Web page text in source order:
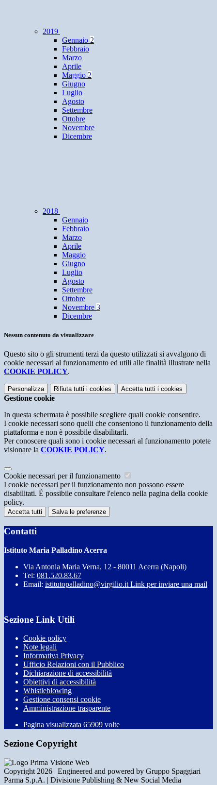
2019
Gennaio 2
Febbraio
Marzo
Aprile
Maggio 2
Giugno
Luglio
Agosto
Settembre
Ottobre
Novembre
Dicembre
2018
Gennaio
Febbraio
Marzo
Aprile
Maggio
Giugno
Luglio
Agosto
Settembre
Ottobre
Novembre 3
Dicembre
Nessun contenuto da visualizzare
Questo sito o gli strumenti terzi da questo utilizzati si avvalgono di
cookie necessari al funzionamento ed utili alle finalità illustrate nella
COOKIE POLICY.
Personalizza Rifiuta tutti i cookies Accetta tutti i cookies
Gestione cookie
In questa schermata è possibile scegliere quali cookie consentire.
I cookie necessari sono quelli che consentono il funzionamento della
piattaforma e non è possibile disabilitarli.
Per conoscere quali sono i cookie necessari al funzionamento potete
visionare la COOKIE POLICY.
Cookie necessari per il funzionamento
I cookie necessari per il funzionamento non possono essere
disabilitati. È possibile consultare l'elenco nella pagina della cookie
policy.
Accetta tutti Salva le preferenze
Contatti
Istituto Maria Palladino Acerra
Via Antonia Maria Verna, 12 - 80011 Acerra (Napoli)
Tel: 081.520.83.67
Email: istitutopalladino@virgilio.it Link per inviare una mail
Sezione Link Utili
Cookie policy
Note legali
Informativa Privacy
Ufficio Relazioni con il Pubblico
Dichiarazione di accessibilità
Obiettivi di accessibilità
Whistleblowing
Gestione consensi cookie
Amministrazione trasparente
Pagina visualizzata 65909 volte
Sezione Copyright
Copyright 2026 | Engineered and powered by Gruppo Spaggiari
Parma S.p.A. | Divisione Publishing & New Social Media